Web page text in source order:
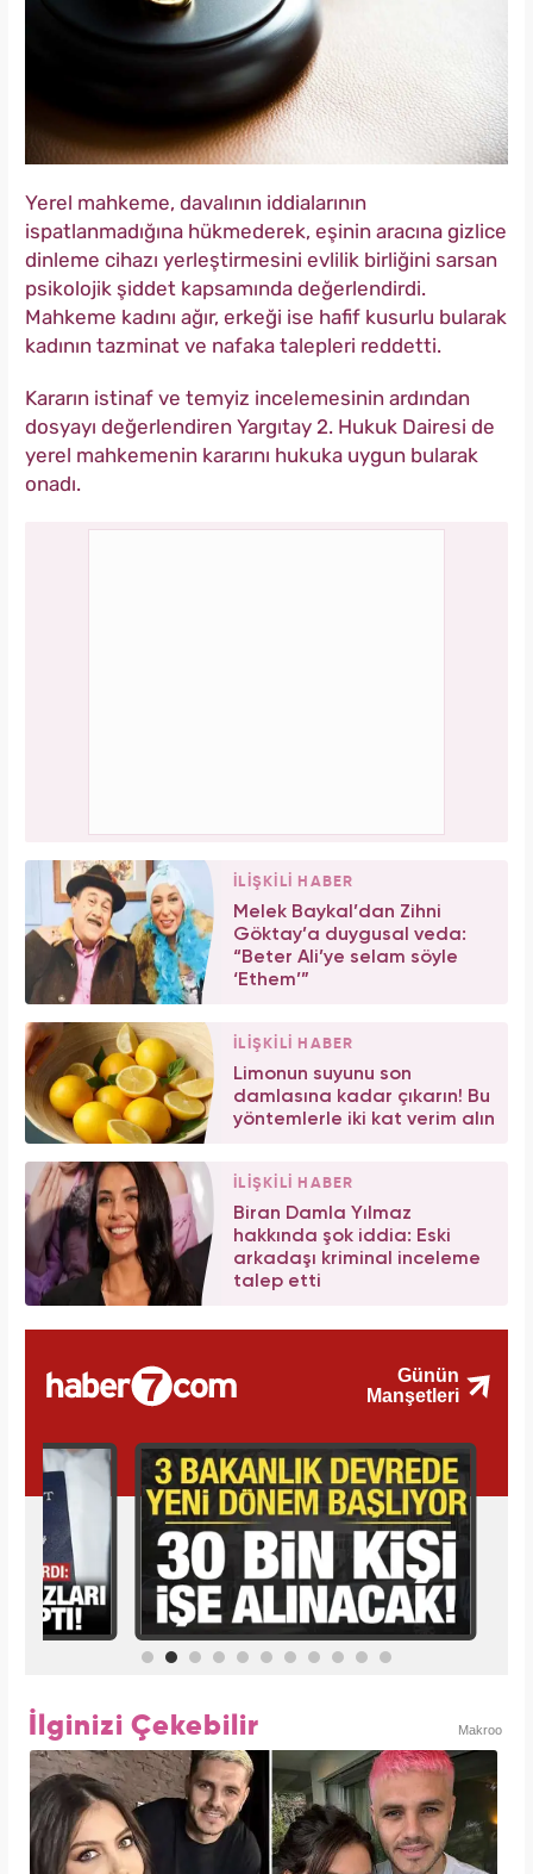
Yerel mahkeme, davalının iddialarının
ispatlanmadığına hükmederek, eşinin aracına gizlice
dinleme cihazı yerleştirmesini evlilik birliğini sarsan
psikolojik şiddet kapsamında değerlendirdi.
Mahkeme kadını ağır, erkeği ise hafif kusurlu bularak
kadının tazminat ve nafaka talepleri reddetti.
Kararın istinaf ve temyiz incelemesinin ardından
dosyayı değerlendiren Yargıtay 2. Hukuk Dairesi de
yerel mahkemenin kararını hukuka uygun bularak
onadı.
İLİŞKİLİ HABER
Melek Baykal’dan Zihni
Göktay’a duygusal veda:
“Beter Ali’ye selam söyle
‘Ethem’”
İLİŞKİLİ HABER
Limonun suyunu son
damlasına kadar çıkarın! Bu
yöntemlerle iki kat verim alın
İLİŞKİLİ HABER
Biran Damla Yılmaz
hakkında şok iddia: Eski
arkadaşı kriminal inceleme
talep etti
İlginizi Çekebilir Makroo